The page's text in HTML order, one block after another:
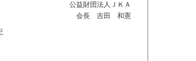
公益財団法人ＪＫＡ
会長 吉田 和憲